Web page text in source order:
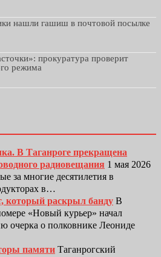
нашли гашиш в почтовой посылке
прокуратура проверит
режима
В Таганроге прекращена
радиовещания 1 мая 2026
за многие десятилетия в
в…
который раскрыл банду В
«Новый курьер» начал
очерка о полковнике Леониде
памяти Таганрогский